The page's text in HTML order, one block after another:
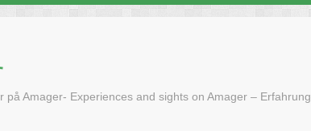
Amager- Experiences and sights on Amager –